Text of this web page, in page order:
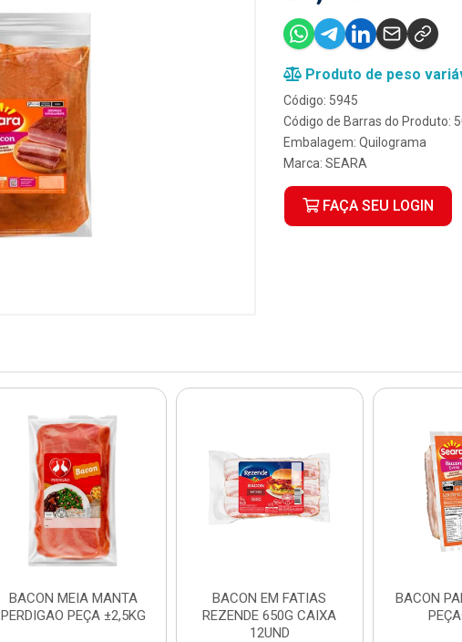
Produto de peso
Código: 5945
Código de Barras do Produto:
Embalagem: Quilograma
Marca: SEARA
FAÇA SEU LOGIN
BACON MEIA MANTA
PERDIGAO PEÇA ±2,5KG
BACON EM FATIAS
REZENDE 650G CAIXA
12UND
BACON